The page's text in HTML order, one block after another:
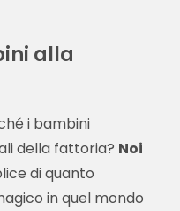
alla
i bambini
della fattoria? Noi
di quanto
in quel mondo